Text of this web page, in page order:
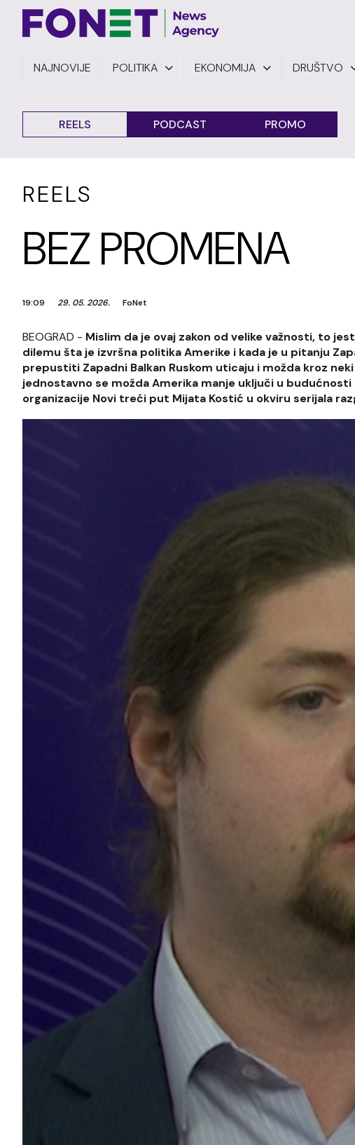
NAJNOVIJE POLITIKA EKONOMIJA DRUŠTVO
REELS PODCAST PROMO
REELS
BEZ PROMENA
19:09 29. 05. 2026. FoNet
BEOGRAD - Mislim da je ovaj zakon od velike važnosti, to
dilemu šta je izvršna politika Amerike i kada je u pitanju
prepustiti Zapadni Balkan Ruskom uticaju i možda kroz
jednostavno se možda Amerika manje uključi u budućnosti
organizacije Novi treći put Mijata Kostić u okviru serijala